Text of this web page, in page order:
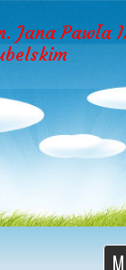
Jana Pawła